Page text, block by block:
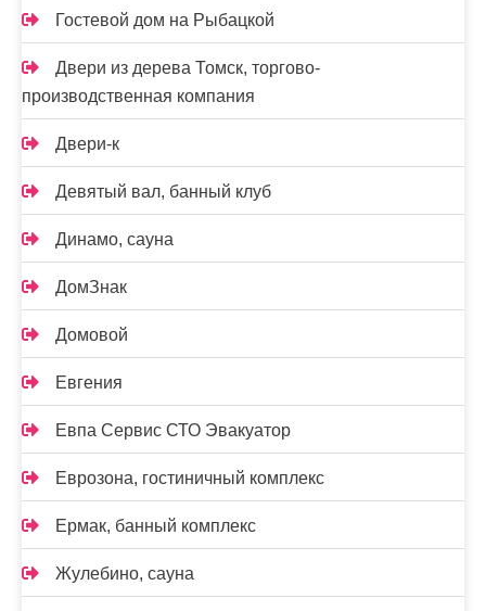
Гостевой дом на Рыбацкой
Двери из дерева Томск, торгово-
производственная компания
Двери-к
Девятый вал, банный клуб
Динамо, сауна
ДомЗнак
Домовой
Евгения
Евпа Сервис СТО Эвакуатор
Еврозона, гостиничный комплекс
Ермак, банный комплекс
Жулебино, сауна